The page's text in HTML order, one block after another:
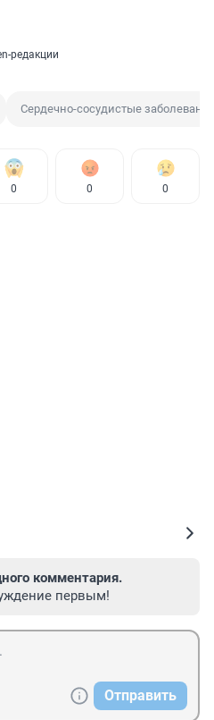
редакции
Сердечно-сосудистые
0 0 0
комментария.
первым!
Отправить